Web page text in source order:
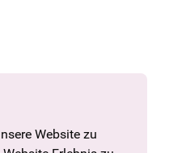
Website zu